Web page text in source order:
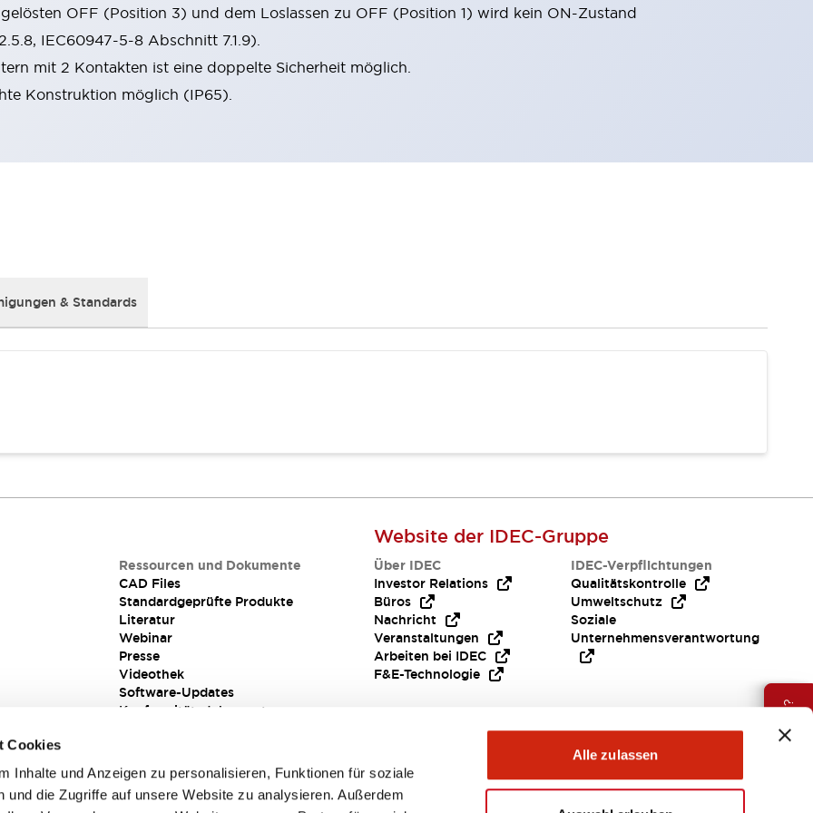
Cookies
Inhalte und Anzeigen zu personalisieren, Funktionen für soziale
und die Zugriffe auf unsere Website zu analysieren. Außerdem
Alle zulassen Brauche Hilfe ?
OFF (Position 3) und dem Loslassen zu OFF (Position 1) wird kein ON-Zustand
IEC60947-5-8 Abschnitt 7.1.9).
mit 2 Kontakten ist eine doppelte Sicherheit möglich.
Konstruktion möglich (IP65).
& Standards
Ressourcen und Dokumente
CAD Files
Standardgeprüfte Produkte
Literatur
Webinar
Presse
Videothek
Software-Updates
Konformitätsdokumente
Website der IDEC-Gruppe
Über IDEC
Investor Relations
Büros
Nachricht
Veranstaltungen
Arbeiten bei IDEC
F&E-Technologie
IDEC-Verpflichtungen
Qualitätskontrolle
Umweltschutz
Soziale
Unternehmensverantwortung